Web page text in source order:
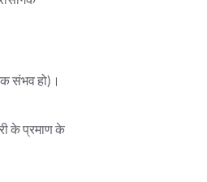
संभव हो)।
के प्रमाण के